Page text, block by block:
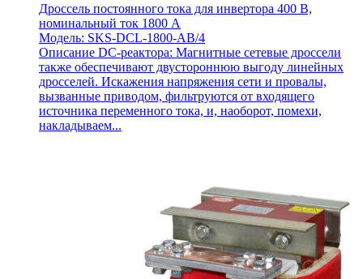
Дроссель постоянного тока для инвертора 400 В,
номинальный ток 1800 А
Модель: SKS-DCL-1800-AB/4
Описание DC-реактора: Магнитные сетевые дроссели
также обеспечивают двустороннюю выгоду линейных
дросселей. Искажения напряжения сети и провалы,
вызванные приводом, фильтруются от входящего
источника переменного тока, и, наоборот, помехи,
накладываем...